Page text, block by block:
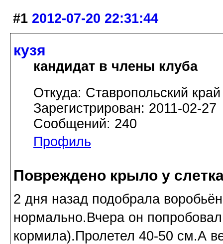
#1 2012-07-20 22:31:44
кузя
кандидат в члены клуба
Откуда: Ставропольский край
Зарегистрирован: 2011-02-27
Сообщений: 240
Профиль
Повреждено крыло у
2 дня назад подобрала
нормально.Вчера он попробовал
кормила).Пролетел 40-50 см.А